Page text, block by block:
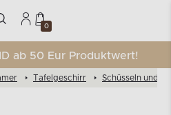
0
ab 50 Eur Produktwert!
Tafelgeschirr Schüsseln und